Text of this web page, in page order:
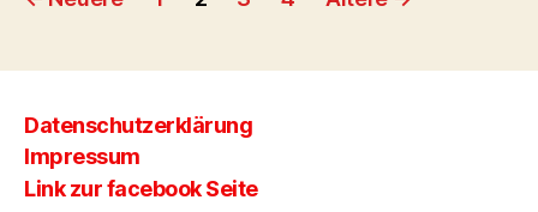
Beiträge
Datenschutzerklärung
Impressum
Link zur facebook Seite